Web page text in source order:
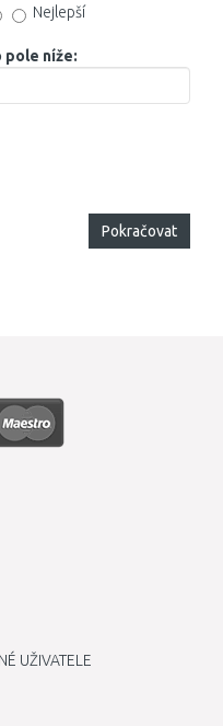
Nejlepší
pole níže:
Pokračovat
UŽIVATELE